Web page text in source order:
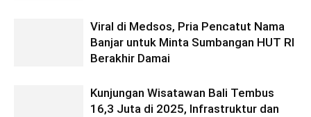
Viral di Medsos, Pria Pencatut Nama
Banjar untuk Minta Sumbangan HUT RI
Berakhir Damai
Kunjungan Wisatawan Bali Tembus
16,3 Juta di 2025, Infrastruktur dan